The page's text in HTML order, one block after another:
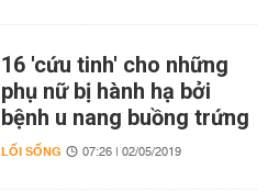
16 'cứu tinh' cho những
phụ nữ bị hành hạ bởi
bệnh u nang buồng trứng
LỐI SỐNG 07:26 | 02/05/2019